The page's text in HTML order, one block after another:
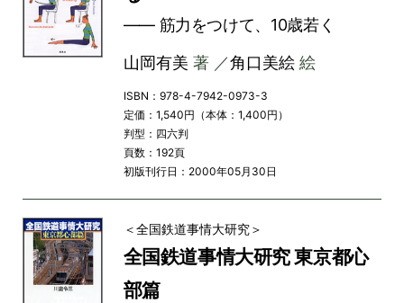
―― 筋力をつけて、10歳若く
山岡有美 著 ／角口美絵絵
ISBN：978-4-7942-0973-3
定価：1,540円（本体：1,400円）
判型：四六判
頁数：192頁
初版刊行日：2000年05月30日
＜全国鉄道事情大研究＞
全国鉄道事情大研究 東京都心
部篇